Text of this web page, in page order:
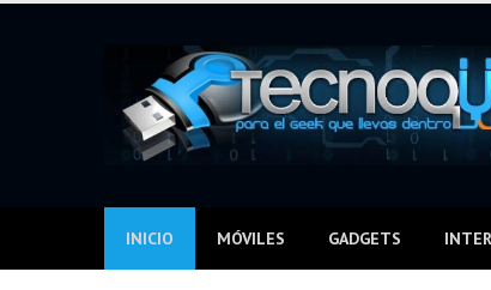
Skip
INICIO MÓVILES GADGETS